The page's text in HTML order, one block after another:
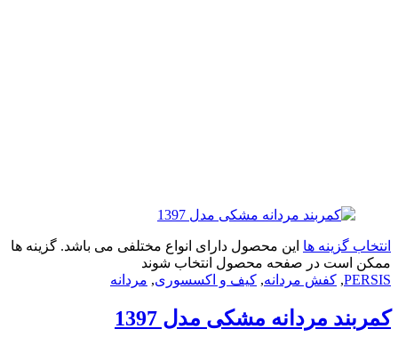
ها این محصول دارای انواع مختلفی می باشد. گزینه ها
در صفحه محصول انتخاب شوند
کفش مردانه, کیف و اکسسوری,مردانه
مردانه مشکی مدل 1397